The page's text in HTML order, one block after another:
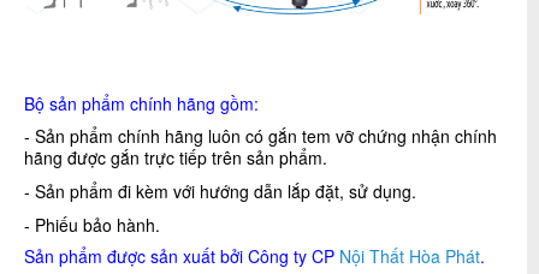
Bộ sản phẩm chính hãng gồm:
- Sản phẩm chính hãng luôn có gắn tem vỡ chứng nhận chính
hãng được gắn trực tiếp trên sản phẩm.
- Sản phẩm đi kèm với hướng dẫn lắp đặt, sử dụng.
- Phiếu bảo hành.
Sản phẩm được sản xuất bởi Công ty CP Nội Thất Hòa Phát.